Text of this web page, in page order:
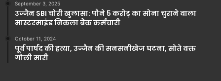
September 3, 2025
उज्जैन SBI चोरी खुलासा: पौने 5 करोड़ का सोना चुराने वाला
मास्टरमाइंड निकला बैंक कर्मचारी
October 11, 2024
पूर्व पार्षद की हत्या, उज्जैन की सनसनीखेज घटना, सोते वक्त
गोली मारी